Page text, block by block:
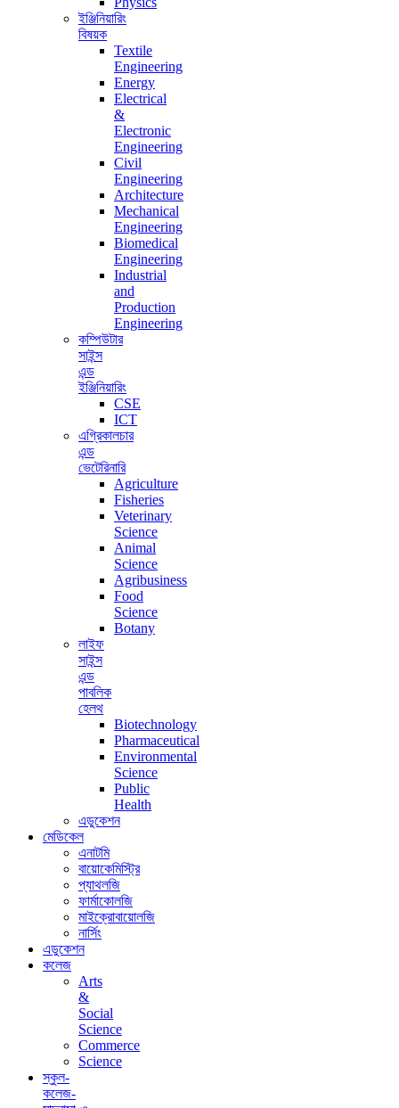
ইঞ্জিনিয়ারিং
বিষয়ক
Textile
Engineering
Energy
Electrical
&
Electronic
Engineering
Civil
Engineering
Architecture
Mechanical
Engineering
Biomedical
Engineering
Industrial
and
Production
Engineering
কম্পিউটার
সাইন্স
এন্ড
ইঞ্জিনিয়ারিং
CSE
ICT
এগ্রিকালচার
এন্ড
ভেটেরিনারি
Agriculture
Fisheries
Veterinary
Science
Animal
Science
Agribusiness
Food
Science
Botany
লাইফ
সাইন্স
এন্ড
পাবলিক
হেলথ
Biotechnology
Pharmaceutical
Environmental
Science
Public
Health
এডুকেশন
মেডিকেল
এনাটমি
বায়োকেমিস্ট্রি
প্যাথলজি
ফার্মাকোলজি
মাইক্রোবায়োলজি
নার্সিং
এডুকেশন
কলেজ
Arts
&
Social
Science
Commerce
Science
স্কুল-
কলেজ-